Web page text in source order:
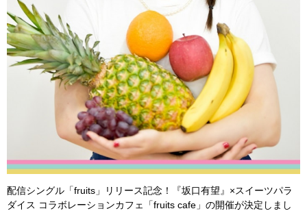
配信シングル「fruits」リリース記念！『坂口有望』×スイーツパラ
ダイス コラボレーションカフェ「fruits cafe」の開催が決定しまし